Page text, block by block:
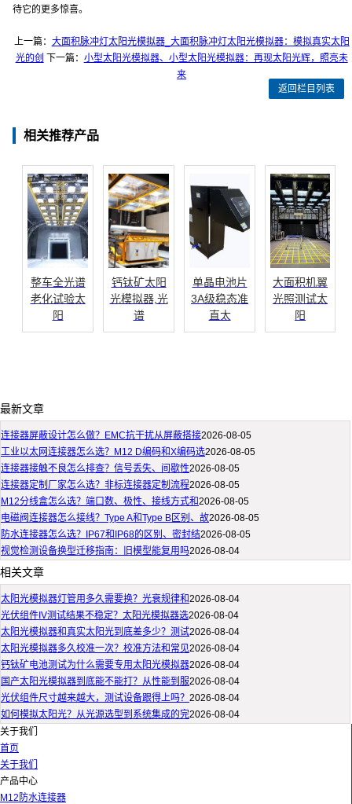
待它的更多惊喜。
上一篇： 大面积脉冲灯太阳光模拟器_大面积脉冲灯太阳光模拟器：模拟真实太阳
光的创
下一篇： 小型太阳光模拟器、小型太阳光模拟器：再现太阳光辉，照亮未
来
返回栏目列表
相关推荐产品
整车全光谱
老化试验太
阳
钙钛矿太阳
光模拟器,光
谱
单晶电池片
3A级稳态准
直太
大面积机翼
光照测试太
阳
最新文章
连接器屏蔽设计怎么做？EMC抗干扰从屏蔽搭接2026-08-05
工业以太网连接器怎么选？M12 D编码和X编码选2026-08-05
连接器接触不良怎么排查？信号丢失、间歇性2026-08-05
连接器定制厂家怎么选？非标连接器定制流程2026-08-05
M12分线盒怎么选？端口数、极性、接线方式和2026-08-05
电磁阀连接器怎么接线？Type A和Type B区别、故2026-08-05
防水连接器怎么选？IP67和IP68的区别、密封结2026-08-05
视觉检测设备换型迁移指南：旧模型能复用吗2026-08-04
相关文章
太阳光模拟器灯管用多久需要换？光衰规律和2026-08-04
光伏组件IV测试结果不稳定？太阳光模拟器选2026-08-04
太阳光模拟器和真实太阳光到底差多少？测试2026-08-04
太阳光模拟器多久校准一次？校准方法和常见2026-08-04
钙钛矿电池测试为什么需要专用太阳光模拟器2026-08-04
国产太阳光模拟器到底能不能打？从性能到服2026-08-04
光伏组件尺寸越来越大，测试设备跟得上吗？ 2026-08-04
如何模拟太阳光？从光源选型到系统集成的完2026-08-04
关于我们
首页
关于我们
产品中心
M12防水连接器